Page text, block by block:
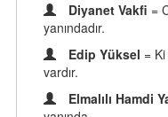
Diyanet Vakfi =
yanındadır.
Edip Yüksel =
vardır.
Elmalılı Hamdi